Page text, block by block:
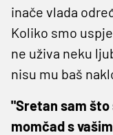
inače vlada
Koliko smo
ne uživa neku
nisu mu baš
"Sretan sam što
momčad s